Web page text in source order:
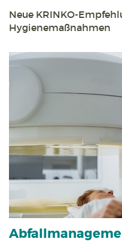
Neue KRINKO-
Hygiene­maßnahmen